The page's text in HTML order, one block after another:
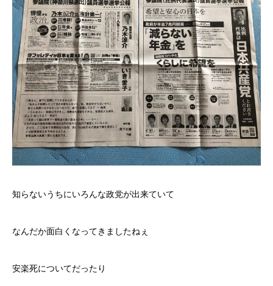
知らないうちにいろんな政党が出来ていて
なんだか面白くなってきましたねぇ
安楽死についてだったり